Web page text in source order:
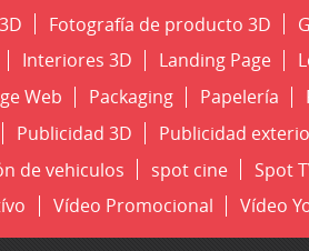
Fotografía de producto 3D
Interiores 3D Landing Page
Web Packaging Papelería
Publicidad 3D Publicidad
de vehiculos spot cine Spot
Vídeo Promocional Vídeo